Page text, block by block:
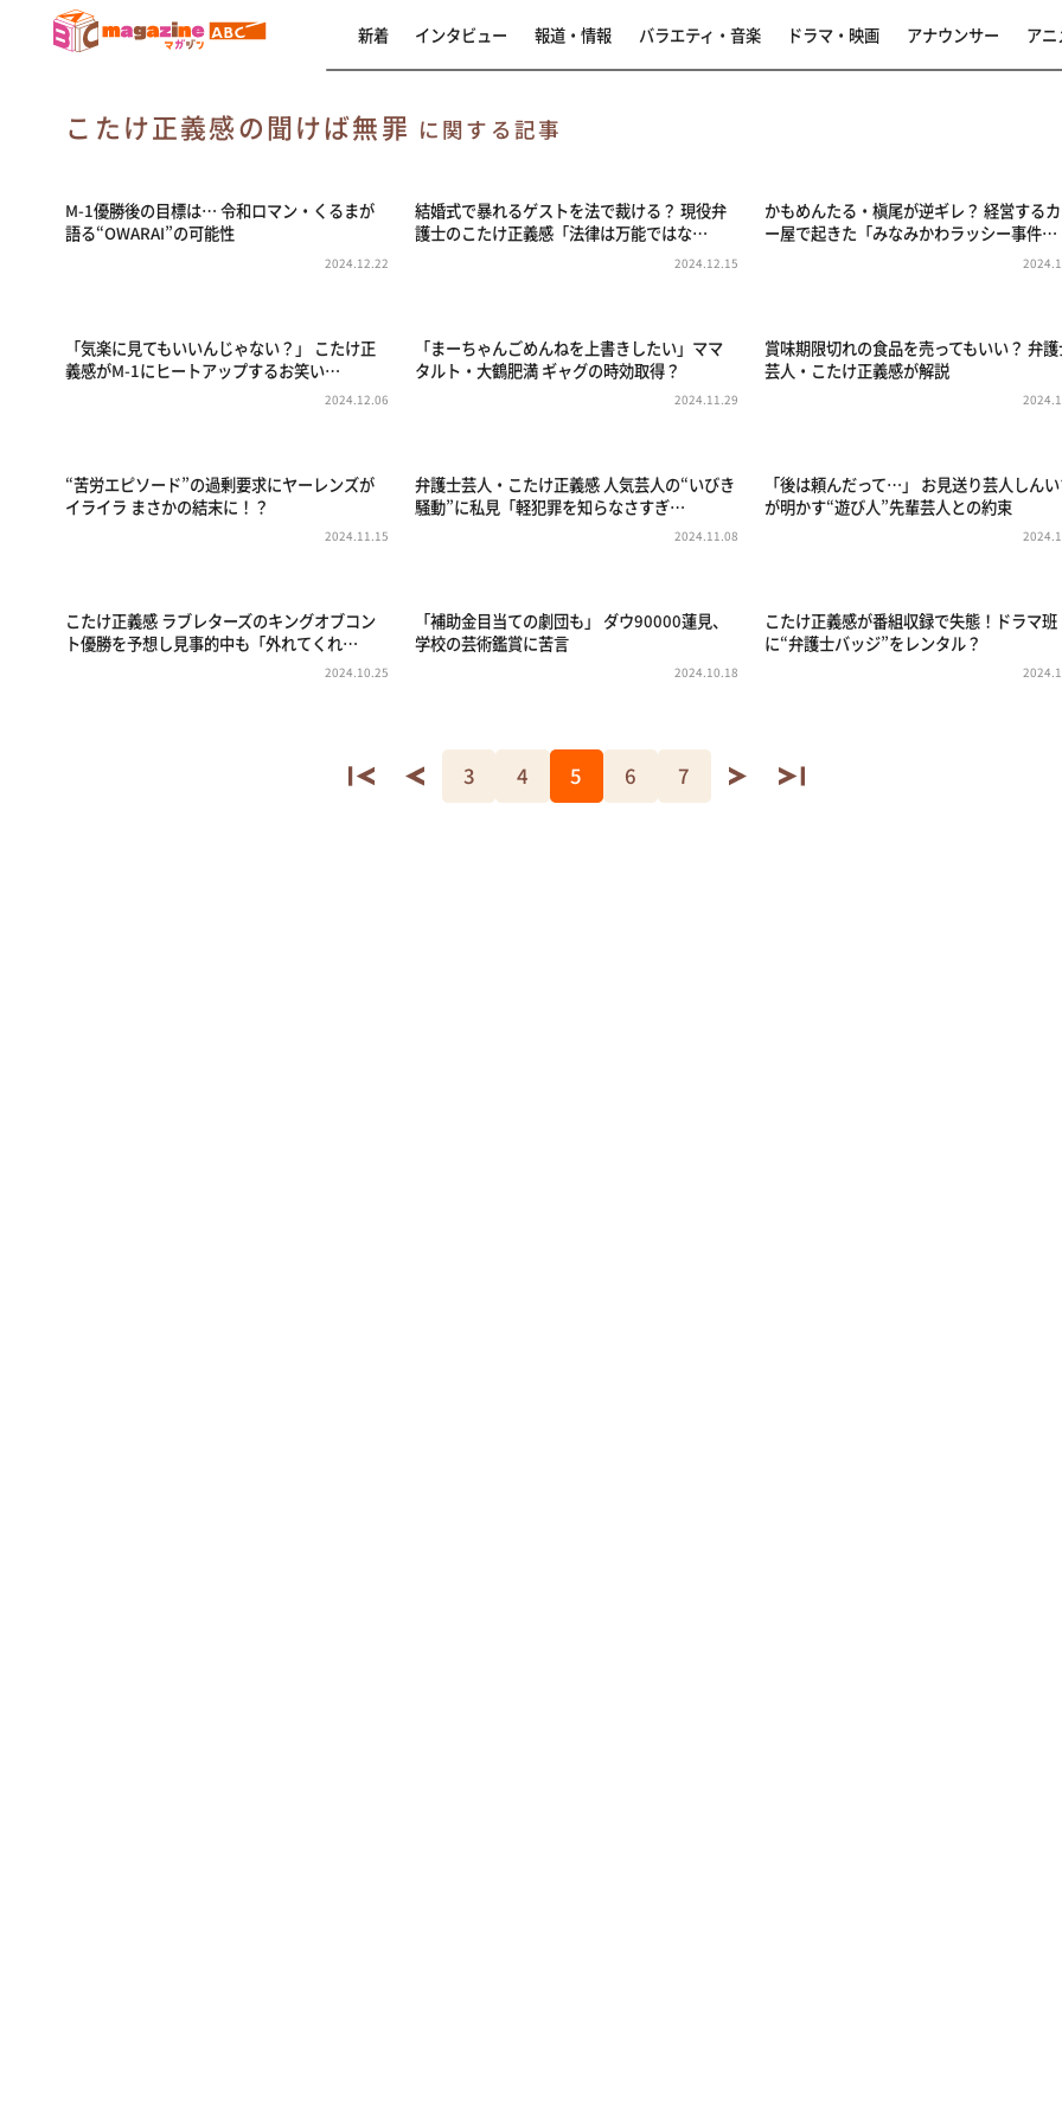
新着 インタビュー 報道・情報 バラエティ・音楽 ドラマ・映画 アナウンサー アニ
こたけ正義感の聞けば無罪 に関する記事
M-1優勝後の目標は… 令和ロマン・くるまが
語る“OWARAI”の可能性
2024.12.22
結婚式で暴れるゲストを法で裁ける？ 現役弁
護士のこたけ正義感「法律は万能ではな…
2024.12.15
かもめんたる・槇尾が逆ギレ？ 経営する
ー屋で起きた「みなみかわラッシー事件…
「気楽に見てもいいんじゃない？」 こたけ正
義感がM-1にヒートアップするお笑い…
2024.12.06
「まーちゃんごめんねを上書きしたい」ママ
タルト・大鶴肥満 ギャグの時効取得？
2024.11.29
賞味期限切れの食品を売ってもいい？ 弁
芸人・こたけ正義感が解説
“苦労エピソード”の過剰要求にヤーレンズが
イライラ まさかの結末に！？
2024.11.15
弁護士芸人・こたけ正義感 人気芸人の“いびき
騒動”に私見「軽犯罪を知らなさすぎ…
2024.11.08
「後は頼んだって…」 お見送り芸人しん
が明かす“遊び人”先輩芸人との約束
こたけ正義感 ラブレターズのキングオブコン
ト優勝を予想し見事的中も「外れてくれ…
2024.10.25
「補助金目当ての劇団も」 ダウ90000蓮見、
学校の芸術鑑賞に苦言
2024.10.18
こたけ正義感が番組収録で失態！ドラマ班
に“弁護士バッジ”をレンタル？
3 4 5 6 7